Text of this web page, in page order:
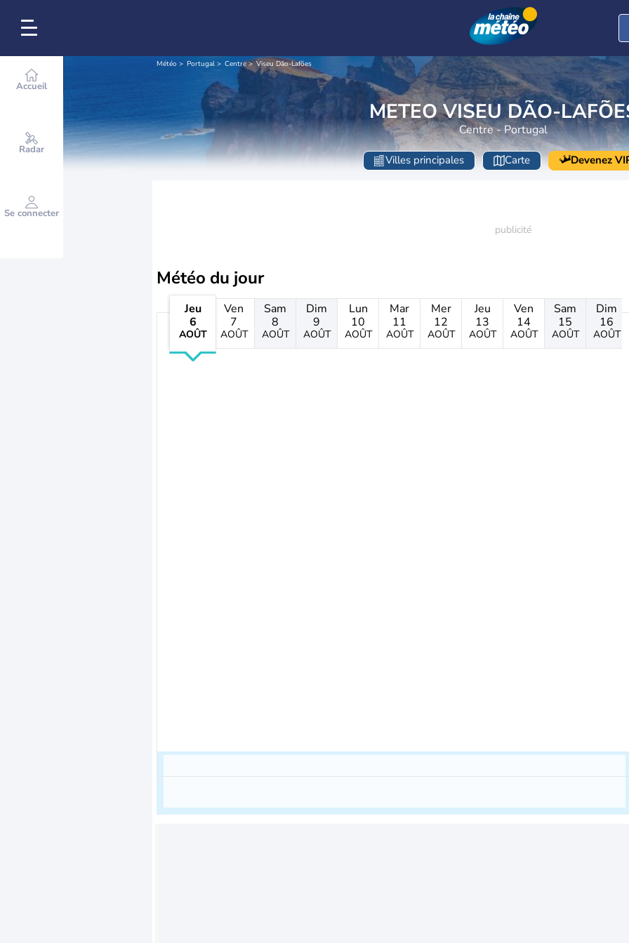
Accueil
Radar
Se connecter
Météo Portugal Centre Viseu Dão-Lafões
METEO VISEU DÃO-
Centre - Portugal
Villes principales Carte Devenez
Météo du jour
Jeu
6
AOÛT
Ven
7
AOÛT
Sam
8
AOÛT
Dim
9
AOÛT
Lun
10
AOÛT
Mar
11
AOÛT
Mer
12
AOÛT
Jeu
13
AOÛT
Ven
14
AOÛT
Sam
15
AOÛT
Dim
16
AOÛT